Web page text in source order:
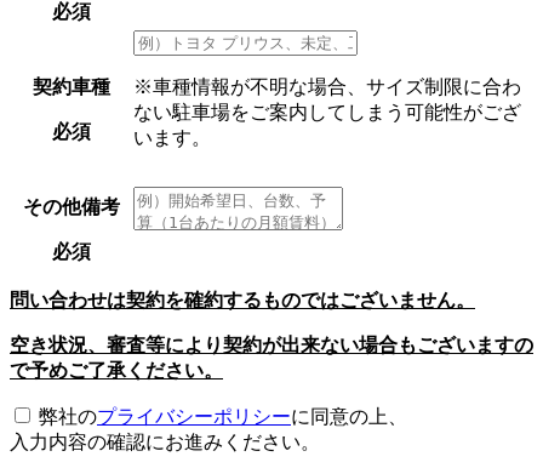
必須
契約車種
必須
※車種情報が不明な場合、サイズ制限に合わ
ない駐車場をご案内してしまう可能性がござ
います。
その他備考
必須
問い合わせは契約を確約するものではございません。
空き状況、審査等により契約が出来ない場合もございますの
で予めご了承ください。
弊社のプライバシーポリシーに同意の上、
入力内容の確認にお進みください。